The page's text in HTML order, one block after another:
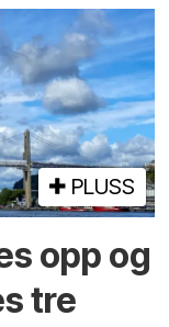
PLUSS
opp og
tre